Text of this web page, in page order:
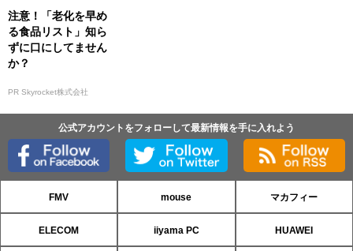
注意！「老化を早め
る食品リスト」知ら
ずに口にしてません
か？
PR Skyrocket株式会社
公式アカウントをフォローして最新情報を手に入れよう
FMV mouse マカフィー
ELECOM iiyama PC HUAWEI